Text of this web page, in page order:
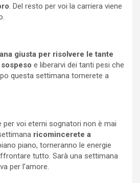
. Del resto per voi la carriera viene
giusta per risolvere le tante
e liberarvi dei tanti pesi che
questa settimana tornerete a
per voi eterni sognatori non è mai
ricomincerete a
piano, torneranno le energie
tutto. Sarà una settimana
per l’amore.